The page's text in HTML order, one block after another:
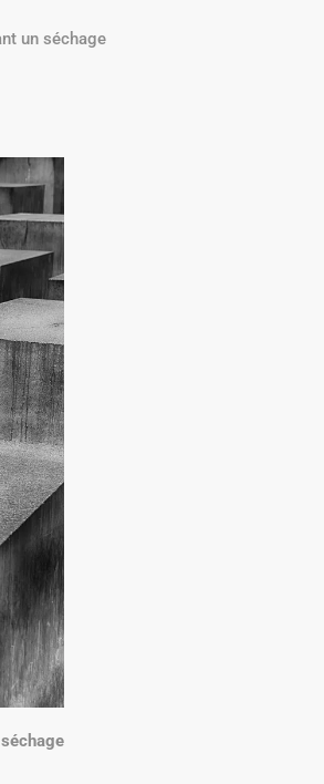
un séchage